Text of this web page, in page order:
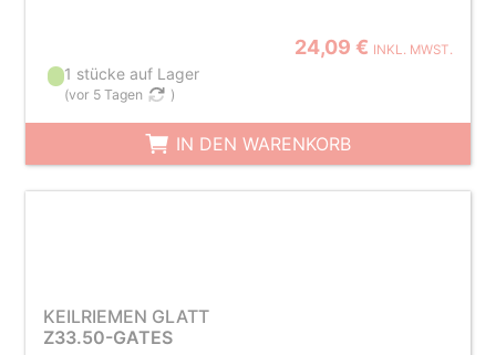
24,09 € INKL. MWST.
1 stücke auf Lager
(vor 5 Tagen )
IN DEN WARENKORB
KEILRIEMEN GLATT
Z33.50-GATES